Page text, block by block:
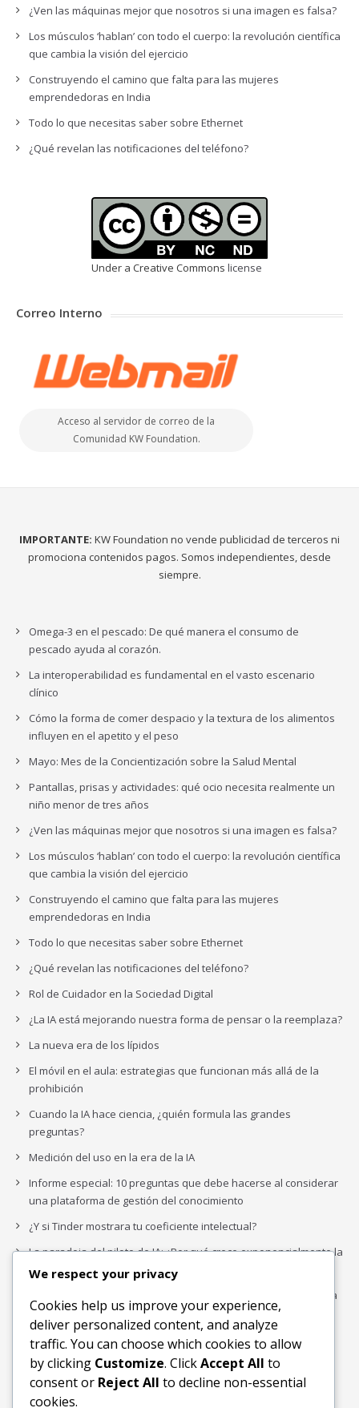
¿Ven las máquinas mejor que nosotros si una imagen es falsa?
Los músculos ‘hablan’ con todo el cuerpo: la revolución científica
que cambia la visión del ejercicio
Construyendo el camino que falta para las mujeres
emprendedoras en India
Todo lo que necesitas saber sobre Ethernet
¿Qué revelan las notificaciones del teléfono?
Under a Creative Commons license
Correo Interno
Acceso al servidor de correo de la
Comunidad KW Foundation.
IMPORTANTE: KW Foundation no vende publicidad de terceros ni
promociona contenidos pagos. Somos independientes, desde
siempre.
Omega-3 en el pescado: De qué manera el consumo de
pescado ayuda al corazón.
La interoperabilidad es fundamental en el vasto escenario
clínico
Cómo la forma de comer despacio y la textura de los alimentos
influyen en el apetito y el peso
Mayo: Mes de la Concientización sobre la Salud Mental
Pantallas, prisas y actividades: qué ocio necesita realmente un
niño menor de tres años
¿Ven las máquinas mejor que nosotros si una imagen es falsa?
Los músculos ‘hablan’ con todo el cuerpo: la revolución científica
que cambia la visión del ejercicio
Construyendo el camino que falta para las mujeres
emprendedoras en India
Todo lo que necesitas saber sobre Ethernet
¿Qué revelan las notificaciones del teléfono?
Rol de Cuidador en la Sociedad Digital
¿La IA está mejorando nuestra forma de pensar o la reemplaza?
La nueva era de los lípidos
El móvil en el aula: estrategias que funcionan más allá de la
prohibición
Cuando la IA hace ciencia, ¿quién formula las grandes
preguntas?
Medición del uso en la era de la IA
Informe especial: 10 preguntas que debe hacerse al considerar
una plataforma de gestión del conocimiento
¿Y si Tinder mostrara tu coeficiente intelectual?
La paradoja del piloto de IA: ¿Por qué crece exponencialmente la
complejidad de la IA empresarial?
Los organigramas de marketing se crearon para los canales. La
IA acaba de dejarlos obsoletos.
Buscar
Buscar
We respect your privacy
Cookies help us improve your experience,
deliver personalized content, and analyze
traffic. You can choose which cookies to allow
by clicking Customize. ClickAccept All to
consent or Reject All to decline non-essential
cookies.